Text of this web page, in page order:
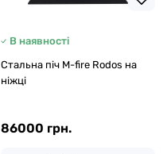
В наявності
Стальна піч M-fire Rodos на
ніжці
86000 грн.